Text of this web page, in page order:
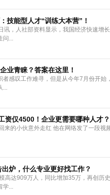
技能型人才“训练大本营”！
讯，人社部资料显示，我国经济快速增
...
业青睐？答案在这里！
者感叹工作难寻，但是从今年7月份开始
...
资仅4500！企业更需要哪种人才？
来的小伙意外走红 他在网络发了一段视
炉，什么专业更好找工作？
高达909万人，同比增加35万，再创历
...